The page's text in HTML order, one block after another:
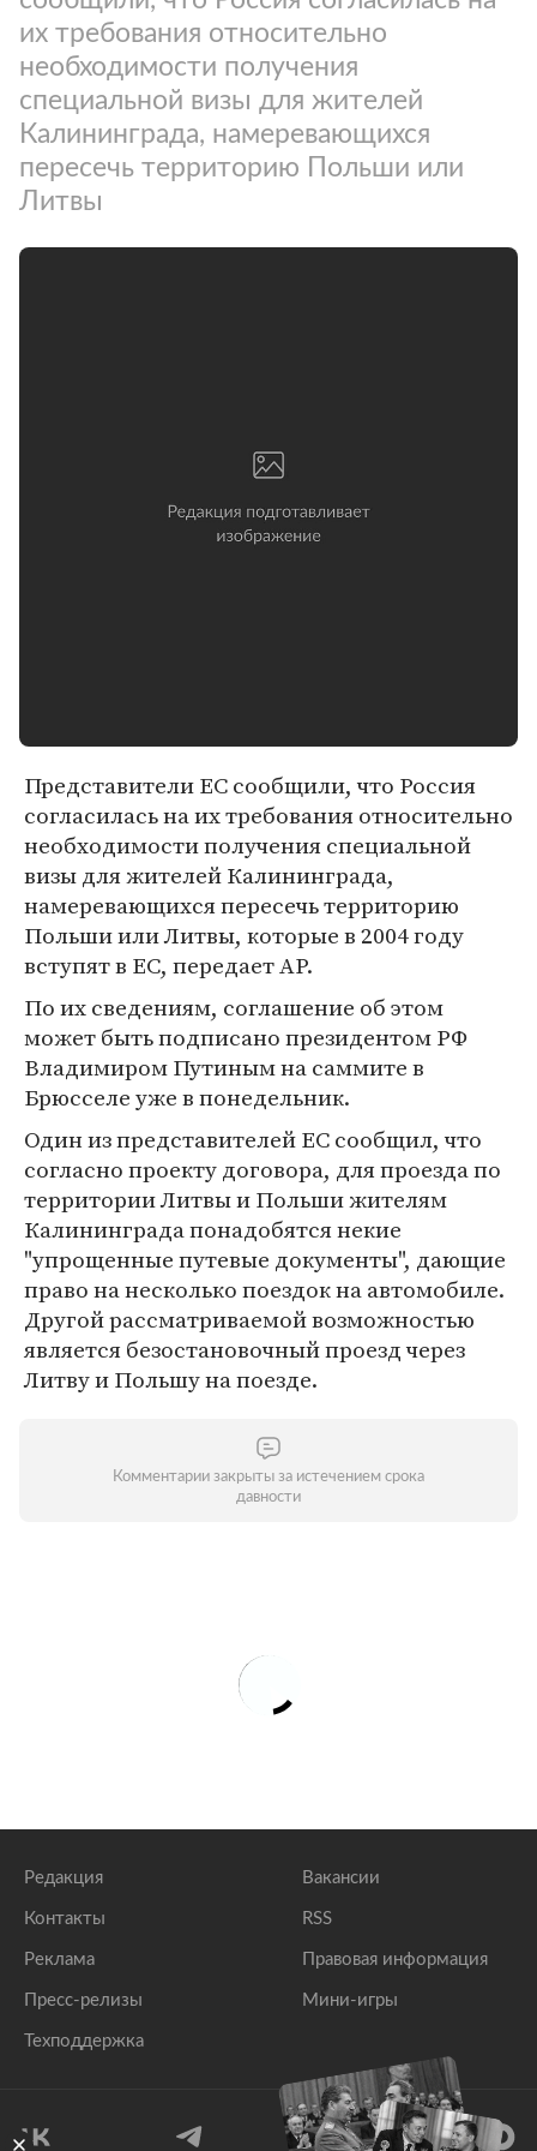
их требования относительно
необходимости получения
специальной визы для жителей
Калининграда, намеревающихся
пересечь территорию Польши или
Литвы
Представители ЕС сообщили, что Россия
согласилась на их требования относительно
необходимости получения специальной
визы для жителей Калининграда,
намеревающихся пересечь территорию
Польши или Литвы, которые в 2004 году
вступят в ЕС, передает AP.
По их сведениям, соглашение об этом
может быть подписано президентом РФ
Владимиром Путиным на саммите в
Брюсселе уже в понедельник.
Один из представителей ЕС сообщил, что
согласно проекту договора, для проезда по
территории Литвы и Польши жителям
Калининграда понадобятся некие
"упрощенные путевые документы", дающие
право на несколько поездок на автомобиле.
Другой рассматриваемой возможностью
является безостановочный проезд через
Литву и Польшу на поезде.
Комментарии закрыты за истечением срока
давности
Редакция
Контакты
Реклама
Пресс-релизы
Техподдержка
Вакансии
RSS
Правовая информация
Мини-игры